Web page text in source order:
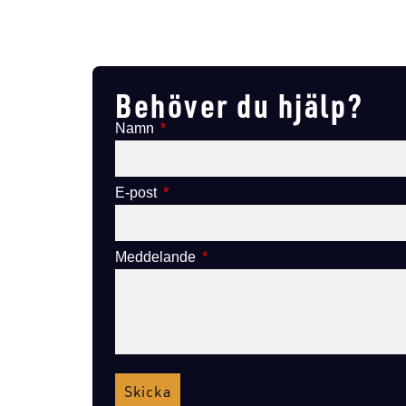
Behöver du hjälp?
Namn
E-post
Meddelande
Skicka